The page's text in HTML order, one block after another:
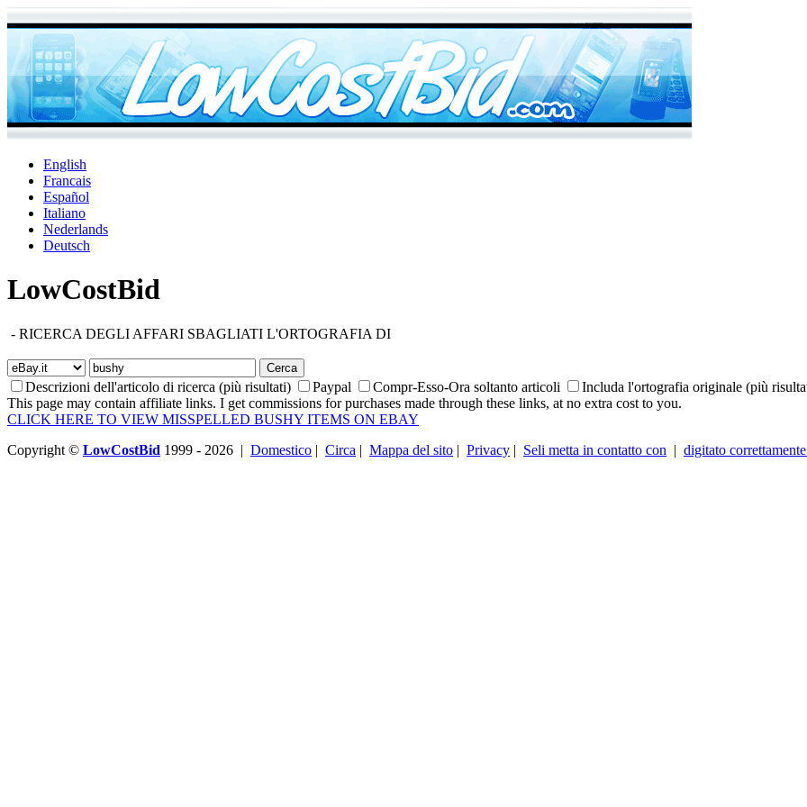
English
Francais
Español
Italiano
Nederlands
Deutsch
LowCostBid
- RICERCA DEGLI AFFARI SBAGLIATI L'ORTOGRAFIA DI
Descrizioni dell'articolo di ricerca (più risultati) Paypal Compr-Esso-Ora soltanto articoli
Includa l'ortografia originale (più
This page may contain affiliate links. I get commissions for purchases made through these links, at no extra cost to you.
CLICK HERE TO VIEW MISSPELLED BUSHY ITEMS ON EBAY
Copyright © LowCostBid 1999 - 2026 | Domestico | Circa | Mappa del sito | Privacy | Seli metta in contatto con | digitato